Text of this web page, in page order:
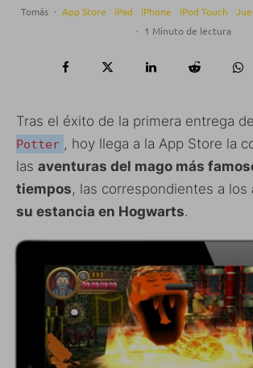
Tomás · App Store iPad iPhone iPod Touch
· 1 Minuto de lectura
Tras el éxito de la primera entrega de
Potter , hoy llega a la App Store la
las aventuras del mago más
tiempos, las correspondientes a los
su estancia en Hogwarts.